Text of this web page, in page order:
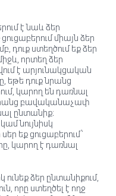
է նաև ձեր
միայն ձեր
ստեղծում եք ձեր
որտեղ ձեր
է արյունակցական
եթե դուք նրանց
կարող են դառնալ
բավականաչափ
ընտանիք։
նույնիսկ
եք ցուցաբերում՝
կարող է դառնալ
ձեր ընտանիքում,
որը ստեղծել է ողջ